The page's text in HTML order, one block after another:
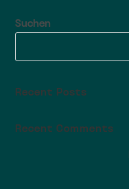
Suchen
Recent Posts
Recent Comments